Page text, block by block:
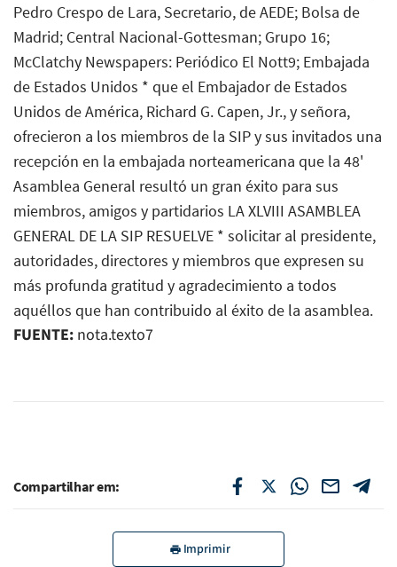
Pedro Crespo de Lara, Secretario, de AEDE; Bolsa de
Madrid; Central Nacional-Gottesman; Grupo 16;
McClatchy Newspapers: Periódico El Nott9; Embajada
de Estados Unidos * que el Embajador de Estados
Unidos de América, Richard G. Capen, Jr., y señora,
ofrecieron a los miembros de la SIP y sus invitados una
recepción en la embajada norteamericana que la 48'
Asamblea General resultó un gran éxito para sus
miembros, amigos y partidarios LA XLVIII ASAMBLEA
GENERAL DE LA SIP RESUELVE * solicitar al presidente,
autoridades, directores y miembros que expresen su
más profunda gratitud y agradecimiento a todos
aquéllos que han contribuido al éxito de la asamblea.
FUENTE: nota.texto7
Compartilhar em:
Imprimir